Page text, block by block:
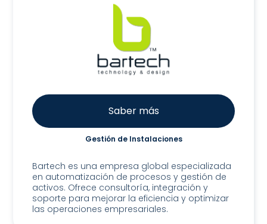
Saber más
Gestión de Instalaciones
Bartech es una empresa global especializada
en automatización de procesos y gestión de
activos. Ofrece consultoría, integración y
soporte para mejorar la eficiencia y optimizar
las operaciones empresariales.